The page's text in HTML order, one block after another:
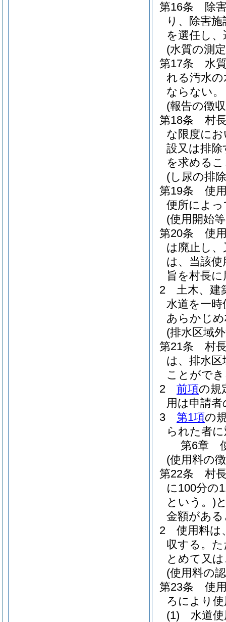
第16条
除
り、除害
を選任し
(水質の測
第17条
水
れる汚水
ならない。
(報告の徴
第18条
村
な限度に
設又は排
を求める
(し尿の排
第19条
使
便所によ
(使用開始
第20条
使
は廃止し
は、当該
旨を村長
2
土木、建
水道を一
あらかじ
(排水区域
第21条
村
は、排水
ことがで
2
前項の規
用は申請
3
第1項の
られた者
第6章
(使用料の
第22条
村
に100分の
という。)
金額があ
2
使用料は
収する。
とめて又
(使用料の
第23条
使
ろにより
(1)
水道